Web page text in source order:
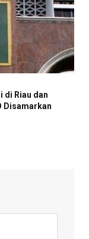
di Riau dan
Disamarkan